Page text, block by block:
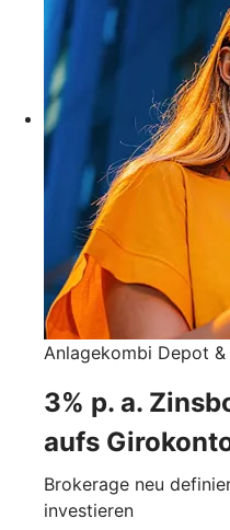
Anlagekombi Depot
3% p. a.
aufs
Brokerage neu
investieren